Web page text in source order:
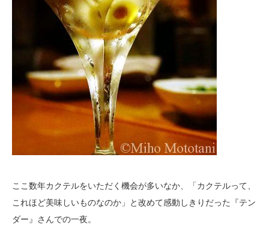
ここ数年カクテルをいただく機会が多いなか、「カクテルって、
これほど美味しいものなのか」と改めて感動しきりだった『テン
ダー』さんでの一夜。